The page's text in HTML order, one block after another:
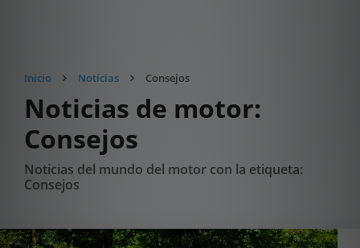
Inicio Noticias Consejos
Noticias de motor:
Consejos
Noticias del mundo del motor con la etiqueta:
Consejos